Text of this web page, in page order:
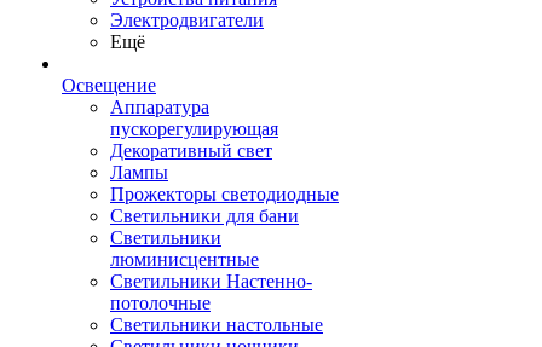
Электродвигатели
Ещё
Освещение
Аппаратура
пускорегулирующая
Декоративный свет
Лампы
Прожекторы светодиодные
Светильники для бани
Светильники
люминисцентные
Светильники Настенно-
потолочные
Светильники настольные